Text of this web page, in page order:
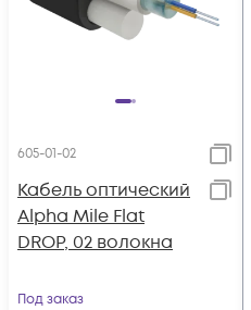
605-01-02
Кабель оптический
Alpha Mile Flat
DROP, 02 волокна
Под заказ